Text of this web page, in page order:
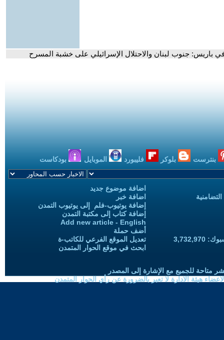
باريس: جنوب لبنان والاحتلال الإسرائيلي على خشبة المسرح
بنترست بلوكر فليبورد الموبايل بودكاست
اضافة موضوع جديد
اضافة خبر
إضافة يوتيوب-فلم إلى يوتيوب التمدن
إضافة كتاب إلى مكتبة التمدن
Add new article - English
أضف حملة
تعديل الموقع الفرعي للكاتب-ة
ابحث في موقع الحوار المتمدن
متاحة للجميع مع الإشارة إلى المصدر
هيئة الادارة لا تعبر بالضرورة عن رأي الحوار المتمدن